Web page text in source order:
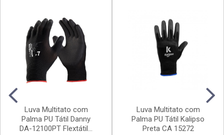
Luva Multitato com
Palma PU Tátil Danny
DA-12100PT Flextátil...
Luva Multitato com
Palma PU Tátil Kalipso
Preta CA 15272